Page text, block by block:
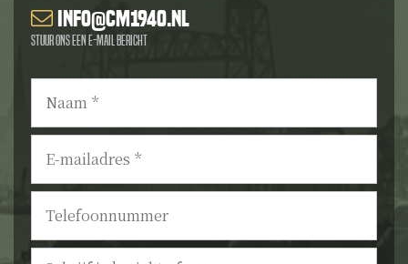
info@cm1940.nl
Stuur ons een e-mail bericht
Naam *
E-
mailadres *
Telefoonnummer
Bericht